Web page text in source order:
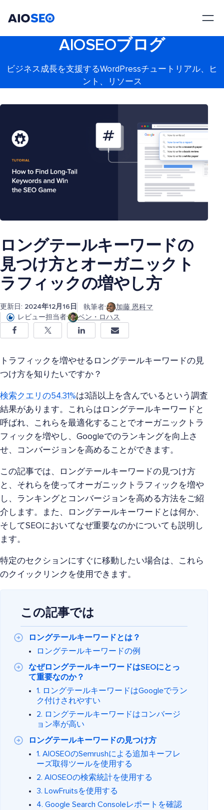
AIOSEOブログ
ビジネス成長を支援するWordPressチュートリアル、ヒ
ント、リソース
ロングテールキーワードの
見つけ方とオーガニックト
ラフィックの増やし方
更新日: 2024年12月16日 執筆者:
加藤 恩科マ
レビュー担当者:
ベン・ロハス
トラフィックを増やせるロングテールキーワードの見
つけ方を知りたいですか？
検索クエリの54.31%は3語以上を含んでいるという調査
結果があります。これらはロングテールキーワードと
呼ばれ、これらを最適化することでオーガニックトラ
フィックを増やし、Googleでのランキングを向上さ
せ、コンバージョンを高めることができます。
この記事では、ロングテールキーワードの見つけ方
と、それらを使ってオーガニックトラフィックを増や
し、ランキングとコンバージョンを高める方法をご紹
介します。また、ロングテールキーワードとは何か、
そしてSEOにおいてなぜ重要なのかについても説明し
ます。
特定のセクションにすぐに移動したい場合は、これら
のクイックリンクを使用できます。
この記事では
ロングテールキーワードとは？
ロングテールキーワードの例
なぜロングテールキーワードはSEOにとっ
て重要なのか？
1. ロングテールキーワードはGoogleでラン
ク付けされやすい
2. ロングテールキーワードはコンバージ
ョン率が高い
ロングテールキーワードの見つけ方
1. AIOSEOのSemrushによる追加キーフレ
ーズ取得ツールを使用する
2. AIOSEOの検索統計を使用する
3. LowFruitsを使用する
4. Google Search Consoleレポートを確認